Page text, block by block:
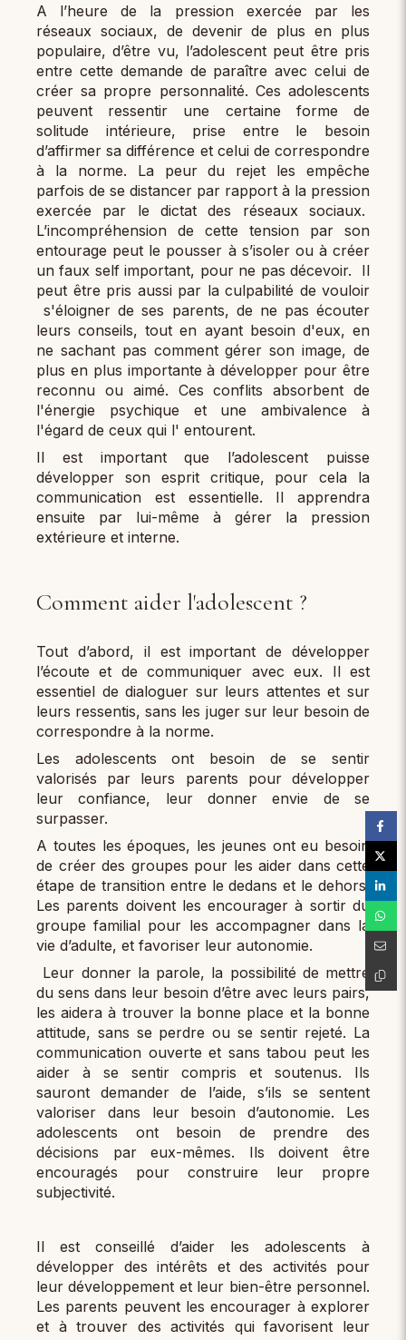
A l’heure de la pression exercée par les
réseaux sociaux, de devenir de plus en plus
populaire, d’être vu, l’adolescent peut être pris
entre cette demande de paraître avec celui de
créer sa propre personnalité. Ces adolescents
peuvent ressentir une certaine forme de
solitude intérieure, prise entre le besoin
d’affirmer sa différence et celui de correspondre
à la norme. La peur du rejet les empêche
parfois de se distancer par rapport à la pression
exercée par le dictat des réseaux sociaux.
L’incompréhension de cette tension par son
entourage peut le pousser à s’isoler ou à créer
un faux self important, pour ne pas décevoir. Il
peut être pris aussi par la culpabilité de vouloir
s'éloigner de ses parents, de ne pas écouter
leurs conseils, tout en ayant besoin d'eux, en
ne sachant pas comment gérer son image, de
plus en plus importante à développer pour être
reconnu ou aimé. Ces conflits absorbent de
l'énergie psychique et une ambivalence à
l'égard de ceux qui l' entourent.
Il est important que l’adolescent puisse
développer son esprit critique, pour cela la
communication est essentielle. Il apprendra
ensuite par lui-même à gérer la pression
extérieure et interne.
Comment aider l'adolescent ?
Tout d’abord, il est important de développer
l’écoute et de communiquer avec eux. Il est
essentiel de dialoguer sur leurs attentes et sur
leurs ressentis, sans les juger sur leur besoin de
correspondre à la norme.
Les adolescents ont besoin de se sentir
valorisés par leurs parents pour développer
leur confiance, leur donner envie de se
surpasser.
A toutes les époques, les jeunes ont eu besoin
de créer des groupes pour les aider dans cette
étape de transition entre le dedans et le dehors.
Les parents doivent les encourager à sortir du
groupe familial pour les accompagner dans la
vie d’adulte, et favoriser leur autonomie.
Leur donner la parole, la possibilité de mettre
du sens dans leur besoin d’être avec leurs pairs,
les aidera à trouver la bonne place et la bonne
attitude, sans se perdre ou se sentir rejeté. La
communication ouverte et sans tabou peut les
aider à se sentir compris et soutenus. Ils
sauront demander de l’aide, s’ils se sentent
valoriser dans leur besoin d’autonomie. Les
adolescents ont besoin de prendre des
décisions par eux-mêmes. Ils doivent être
encouragés pour construire leur propre
subjectivité.
Il est conseillé d’aider les adolescents à
développer des intérêts et des activités pour
leur développement et leur bien-être personnel.
Les parents peuvent les encourager à explorer
et à trouver des activités qui favorisent leur